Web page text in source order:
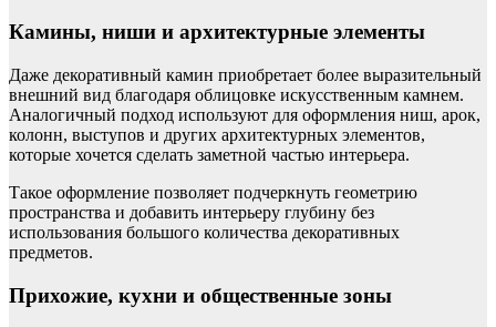
Камины, ниши и архитектурные элементы
Даже декоративный камин приобретает более выразительный
внешний вид благодаря облицовке искусственным камнем.
Аналогичный подход используют для оформления ниш, арок,
колонн, выступов и других архитектурных элементов,
которые хочется сделать заметной частью интерьера.
Такое оформление позволяет подчеркнуть геометрию
пространства и добавить интерьеру глубину без
использования большого количества декоративных
предметов.
Прихожие, кухни и общественные зоны